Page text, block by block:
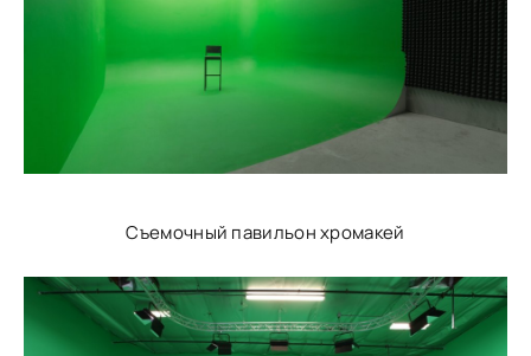
Съемочный павильон хромакей